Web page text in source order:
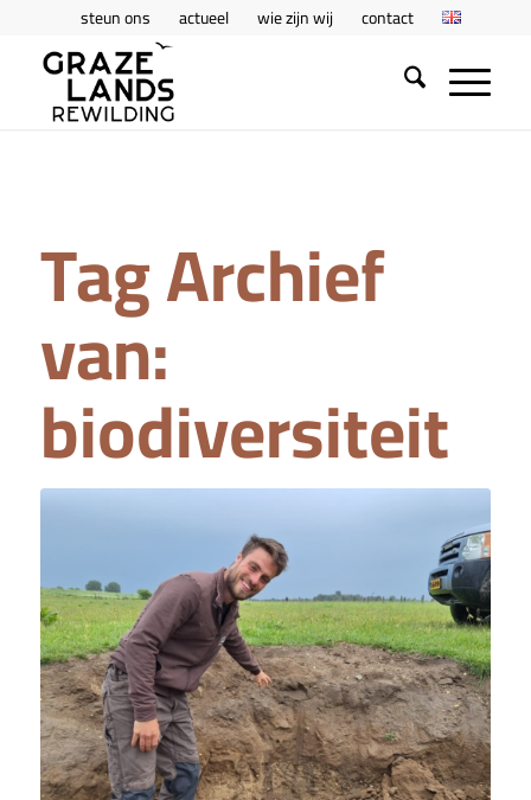
steun ons actueel wie zijn wij contact
Tag Archief
van:
biodiversiteit